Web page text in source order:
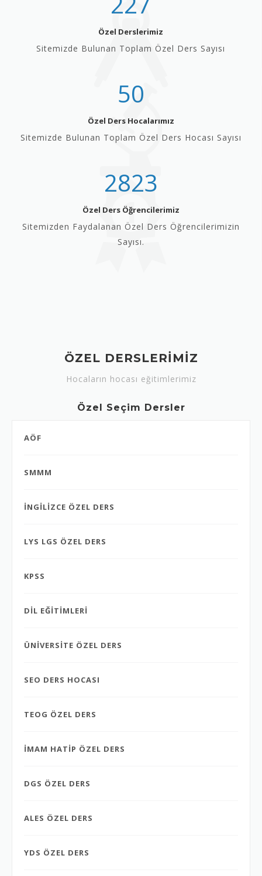
Özel Derslerimiz
Sitemizde Bulunan Toplam Özel Ders Sayısı
50
Özel Ders Hocalarımız
Sitemizde Bulunan Toplam Özel Ders Hocası Sayısı
2823
Özel Ders Öğrencilerimiz
Sitemizden Faydalanan Özel Ders Öğrencilerimizin
Sayısı.
ÖZEL DERSLERİMİZ
Hocaların hocası eğitimlerimiz
Özel Seçim Dersler
AÖF
SMMM
İNGİLİZCE ÖZEL DERS
LYS LGS ÖZEL DERS
KPSS
DİL EĞİTİMLERİ
ÜNİVERSİTE ÖZEL DERS
SEO DERS HOCASI
TEOG ÖZEL DERS
İMAM HATİP ÖZEL DERS
DGS ÖZEL DERS
ALES ÖZEL DERS
YDS ÖZEL DERS